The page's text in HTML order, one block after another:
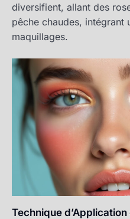
diversifient, allant des
pêche chaudes, intégrant
maquillages.
Technique d’Application